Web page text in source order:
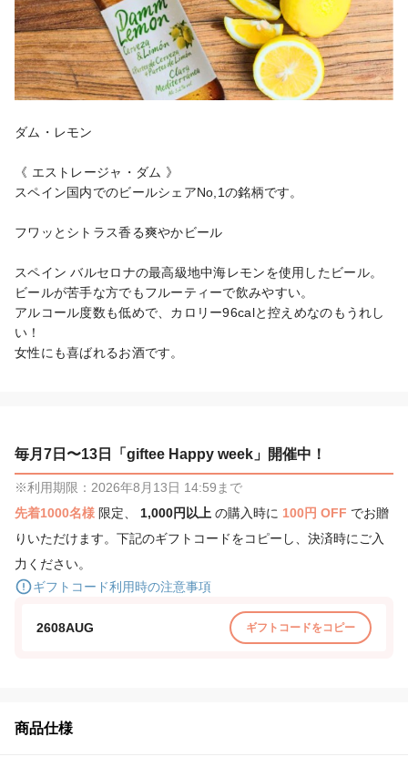
ダム・レモン
《 エストレージャ・ダム 》
スペイン国内でのビールシェアNo,1の銘柄です。
フワッとシトラス香る爽やかビール
スペイン バルセロナの最高級地中海レモンを使用したビール。
ビールが苦手な方でもフルーティーで飲みやすい。
アルコール度数も低めで、カロリー96calと控えめなのもうれし
い！
女性にも喜ばれるお酒です。
毎月7日〜13日「giftee Happy week」開催中！
※利用期限：2026年8月13日 14:59まで
先着1000名様 限定、 1,000円以上 の購入時に 100円 OFF でお贈
りいただけます。下記のギフトコードをコピーし、決済時にご入
力ください。
ギフトコード利用時の注意事項
2608AUG ギフトコードをコピー
商品仕様